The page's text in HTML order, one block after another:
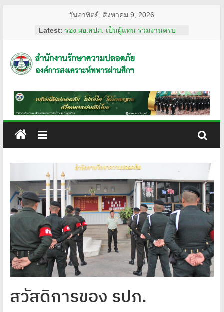
วันอาทิตย์, สิงหาคม 9, 2026
Latest: รอง ผอ.สปภ. เป็นผู้แทน ร่วมงานครบ
ผอ.สปภ. เดินทางตรวจเยี่ยมเจ้าหน้าที่
รปภ. ณ ศูนย์การแพทย์ปัญญานันทภิกขุ
ศรีนครินทรวิโรฒ
การทงทะเบียน แอป รปภ.สปภ.
เลขานุการ อผศ. และคุณปริศนา กล่ำ
พินิจ พร้อมด้วยสื่อมวลชน เข้าเยี่ยมชม
ปลอดภัย อผศ.
รักษาความปลอดภัย ตรวจเยี่ยมการ
ปฏิบัติงานเจ้าหน้าที่รักษาความปลอดภัย
ณ สวนวชิรเบญจทัศ (สวนรถไฟ)
สำนักงาน
รักษา
ความ
ปลอดภัย
อผศ.
ทรัพย์สิน
ปลอดภัย
โปร่งใส
ได้
มาตรฐาน
เพื่อ
ไทย
สวัสดิการของ รปภ.